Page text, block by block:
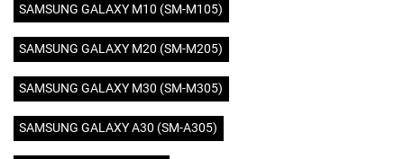
SAMSUNG GALAXY M10 (SM-M105)
SAMSUNG GALAXY M20 (SM-M205)
SAMSUNG GALAXY M30 (SM-M305)
SAMSUNG GALAXY A30 (SM-A305)